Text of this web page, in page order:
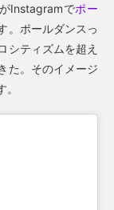
Instagramでポー
。ポールダンスっ
シティズムを超え
た。そのイメージ